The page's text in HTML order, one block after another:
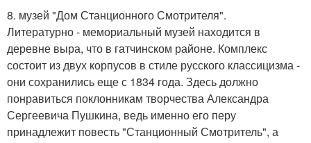
8. музей "Дом Станционного Смотрителя".
Литературно - мемориальный музей находится в
деревне выра, что в гатчинском районе. Комплекс
состоит из двух корпусов в стиле русского классицизма -
они сохранились еще с 1834 года. Здесь должно
понравиться поклонникам творчества Александра
Сергеевича Пушкина, ведь именно его перу
принадлежит повесть "Станционный Смотритель", а